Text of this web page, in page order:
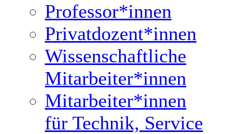
Professor*innen
Privatdozent*innen
Wissenschaftliche
Mitarbeiter*innen
Mitarbeiter*innen
für Technik, Service